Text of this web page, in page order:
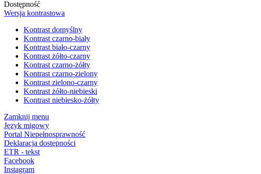
Dostępność
Wersja kontrastowa
Kontrast domyślny
Kontrast czarno-biały
Kontrast biało-czarny
Kontrast żółto-czarny
Kontrast czarno-żółty
Kontrast czarno-zielony
Kontrast zielono-czarny
Kontrast żółto-niebieski
Kontrast niebiesko-żółty
Zamknij menu
Język migowy
Portal Niepełnosprawność
Deklaracja dostępności
ETR - tekst
Facebook
Instagram